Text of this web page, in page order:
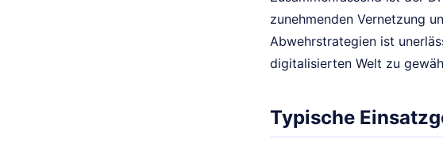
zunehmenden Vernetzung
Abwehrstrategien ist
digitalisierten Welt zu
Typische